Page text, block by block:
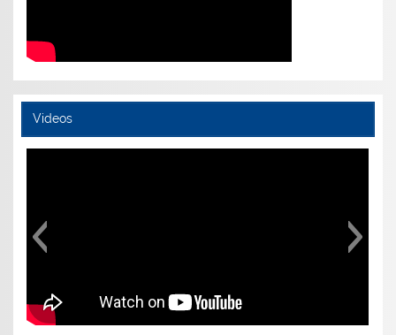
Videos